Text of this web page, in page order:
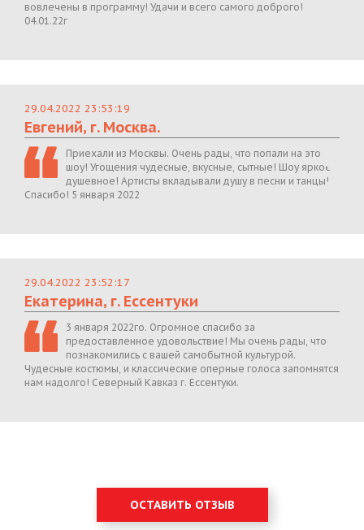
вовлечены в программу! Удачи и всего самого доброго!
04.01.22г
29.04.2022 23:53:19
Евгений, г. Москва.
Приехали из Москвы. Очень рады, что попали на это
шоу! Угощения чудесные, вкусные, сытные! Шоу яркое,
душевное! Артисты вкладывали душу в песни и танцы!
Спасибо! 5 января 2022
29.04.2022 23:52:17
Екатерина, г. Ессентуки
3 января 2022го. Огромное спасибо за
предоставленное удовольствие! Мы очень рады, что
познакомились с вашей самобытной культурой.
Чудесные костюмы, и классические оперные голоса запомнятся
нам надолго! Северный Кавказ г. Ессентуки.
ОСТАВИТЬ ОТЗЫВ